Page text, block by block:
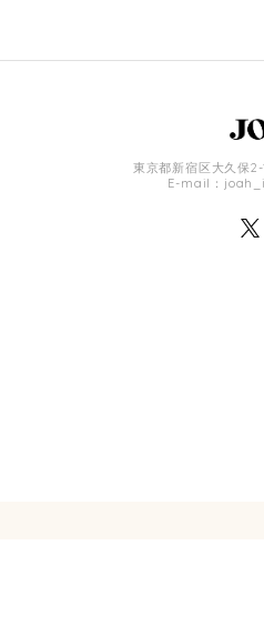
東京都新宿区大久保
E-mail：